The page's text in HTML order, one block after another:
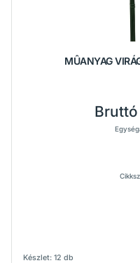
MÛANYAG
Készlet: 12 db